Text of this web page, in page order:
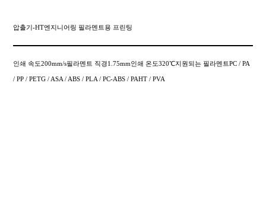
압출기-HT엔지니어링 필라멘트용 프린팅
인쇄 속도200mm/s필라멘트 직경1.75mm인쇄 온도320℃지원되는 필라멘트PC / PA
/ PP / PETG / ASA / ABS / PLA / PC-ABS / PAHT / PVA